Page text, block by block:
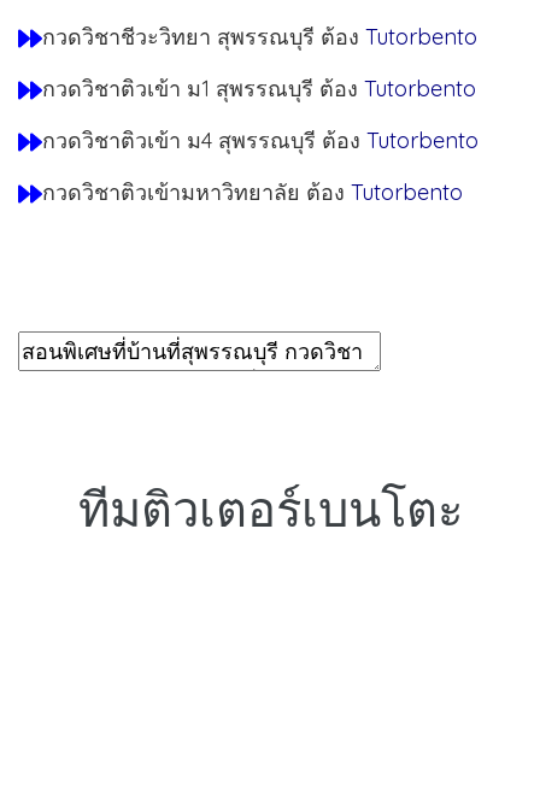
กวดวิชาชีวะวิทยา สุพรรณบุรี ต้อง Tutorbento
กวดวิชาติวเข้า ม1 สุพรรณบุรี ต้อง Tutorbento
กวดวิชาติวเข้า ม4 สุพรรณบุรี ต้อง Tutorbento
กวดวิชาติวเข้ามหาวิทยาลัย ต้อง Tutorbento
ทีมติวเตอร์เบนโตะ